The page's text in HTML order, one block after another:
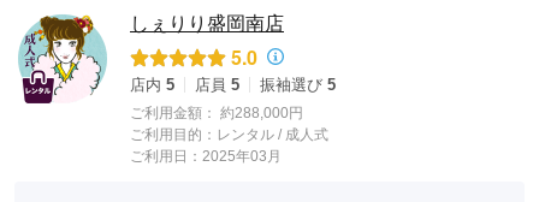
しぇりり盛岡南店
5.0
店内 5 店員 5 振袖選び 5
ご利用金額： 約288,000円
ご利用目的： レンタル / 成人式
ご利用日：2025年03月